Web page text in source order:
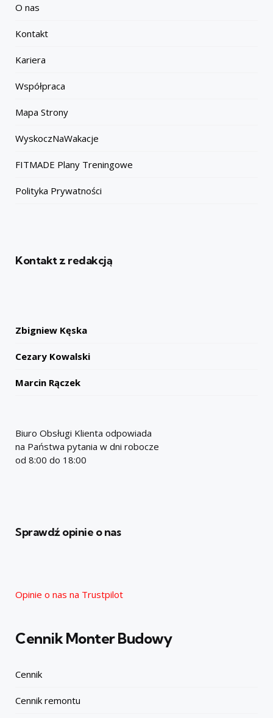
O nas
Kontakt
Kariera
Współpraca
Mapa Strony
WyskoczNaWakacje
FITMADE Plany Treningowe
Polityka Prywatności
Kontakt z redakcją
Zbigniew Kęska
Cezary Kowalski
Marcin Rączek
Biuro Obsługi Klienta odpowiada
na Państwa pytania w dni robocze
od 8:00 do 18:00
Sprawdź opinie o nas
Opinie o nas na Trustpilot
Cennik Monter Budowy
Cennik
Cennik remontu